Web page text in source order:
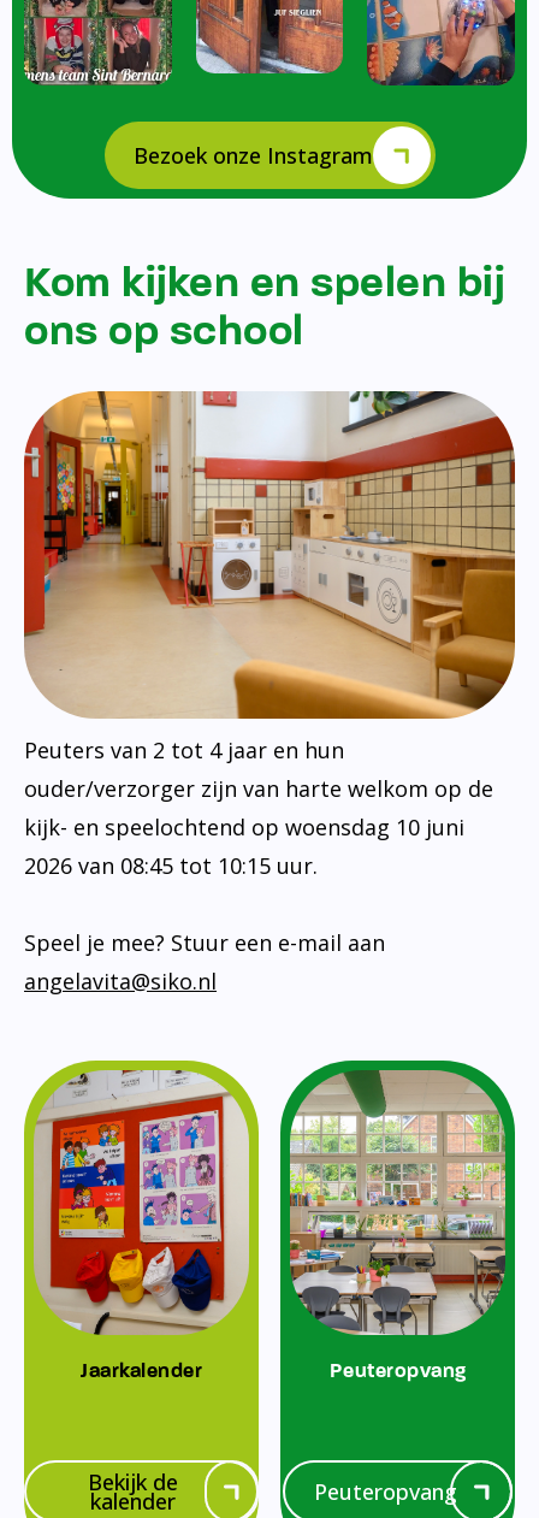
Bezoek onze Instagram
Kom kijken en spelen bij
ons op school
Peuters van 2 tot 4 jaar en hun
ouder/verzorger zijn van harte welkom op de
kijk- en speelochtend op woensdag 10 juni
2026 van 08:45 tot 10:15 uur.
Speel je mee? Stuur een e-mail aan
angelavita@siko.nl
Jaarkalender
Bekijk de
kalender
Peuteropvang
Peuteropvang